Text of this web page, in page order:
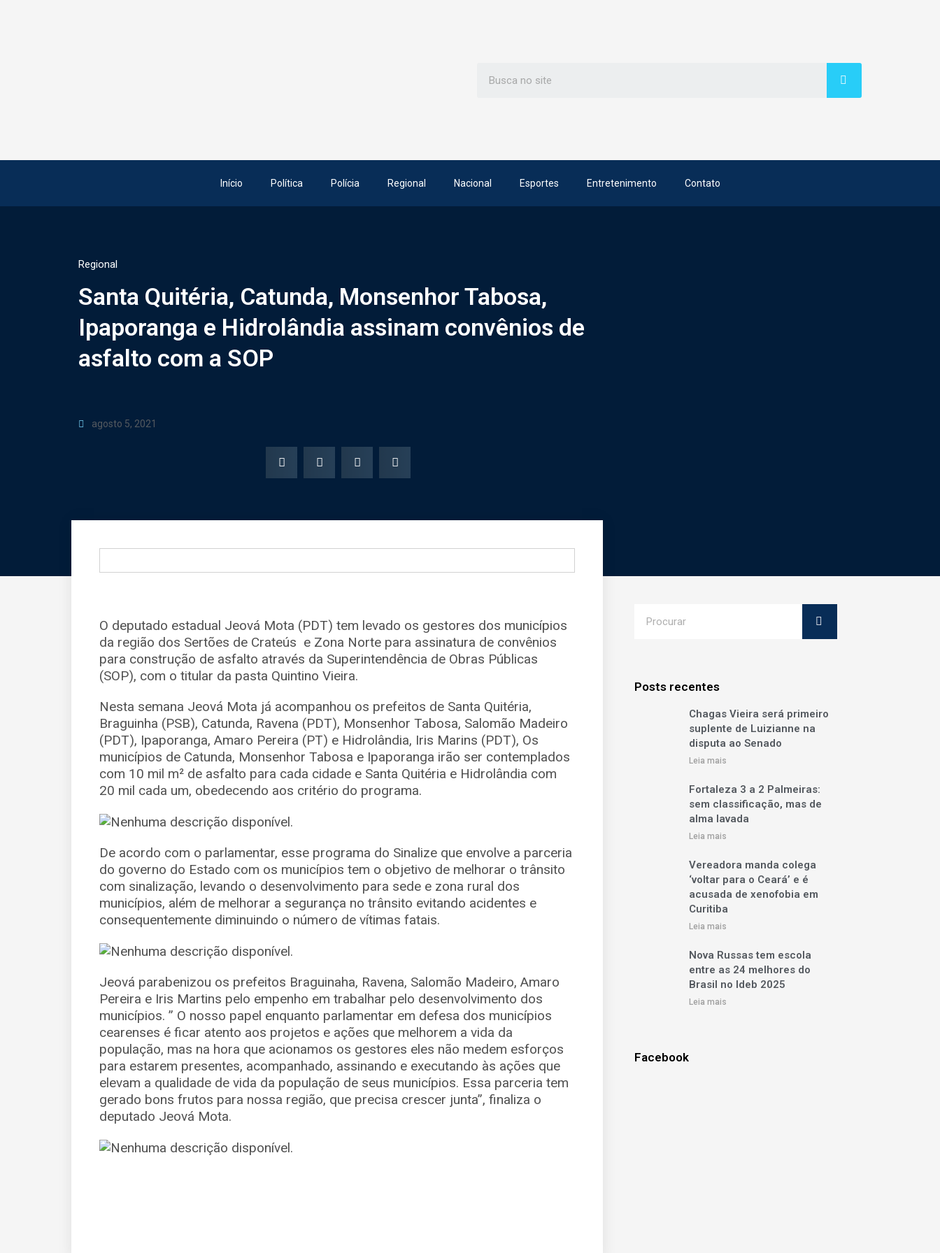
Início Política Polícia Regional Nacional Esportes Entretenimento Contato
Regional
Santa Quitéria, Catunda, Monsenhor Tabosa,
Ipaporanga e Hidrolândia assinam convênios de
asfalto com a SOP
agosto 5, 2021
O deputado estadual Jeová Mota (PDT) tem levado os gestores dos municípios
da região dos Sertões de Crateús e Zona Norte para assinatura de convênios
para construção de asfalto através da Superintendência de Obras Públicas
(SOP), com o titular da pasta Quintino Vieira.
Nesta semana Jeová Mota já acompanhou os prefeitos de Santa Quitéria,
Braguinha (PSB), Catunda, Ravena (PDT), Monsenhor Tabosa, Salomão Madeiro
(PDT), Ipaporanga, Amaro Pereira (PT) e Hidrolândia, Iris Marins (PDT), Os
municípios de Catunda, Monsenhor Tabosa e Ipaporanga irão ser contemplados
com 10 mil m² de asfalto para cada cidade e Santa Quitéria e Hidrolândia com
20 mil cada um, obedecendo aos critério do programa.
De acordo com o parlamentar, esse programa do Sinalize que envolve a parceria
do governo do Estado com os municípios tem o objetivo de melhorar o trânsito
com sinalização, levando o desenvolvimento para sede e zona rural dos
municípios, além de melhorar a segurança no trânsito evitando acidentes e
consequentemente diminuindo o número de vítimas fatais.
Jeová parabenizou os prefeitos Braguinaha, Ravena, Salomão Madeiro, Amaro
Pereira e Iris Martins pelo empenho em trabalhar pelo desenvolvimento dos
municípios. ” O nosso papel enquanto parlamentar em defesa dos municípios
cearenses é ficar atento aos projetos e ações que melhorem a vida da
população, mas na hora que acionamos os gestores eles não medem esforços
para estarem presentes, acompanhado, assinando e executando às ações que
elevam a qualidade de vida da população de seus municípios. Essa parceria tem
gerado bons frutos para nossa região, que precisa crescer junta”, finaliza o
deputado Jeová Mota.
Posts recentes
Chagas Vieira será primeiro
suplente de Luizianne na
disputa ao Senado
Leia mais
Fortaleza 3 a 2 Palmeiras:
sem classificação, mas de
alma lavada
Leia mais
Vereadora manda colega
‘voltar para o Ceará’ e é
acusada de xenofobia em
Curitiba
Leia mais
Nova Russas tem escola
entre as 24 melhores do
Brasil no Ideb 2025
Leia mais
Facebook